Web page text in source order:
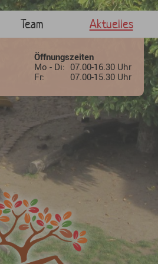
Team Aktuelles
Öffnungszeiten
Mo - Di: 07.00-16.30 Uhr
Fr:
07.00-15.30 Uhr